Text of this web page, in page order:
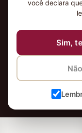
você declara
Sim,